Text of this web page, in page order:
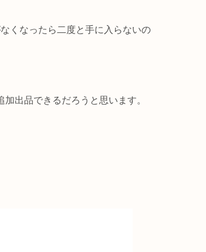
くなったら二度と手に入らないの
出品できるだろうと思います。